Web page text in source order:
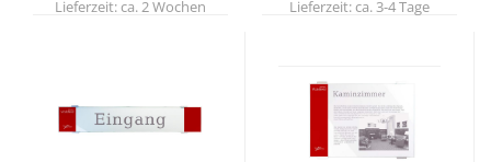
Lieferzeit:ca. 2 Wochen
Lieferzeit:ca. 3-4 Tage